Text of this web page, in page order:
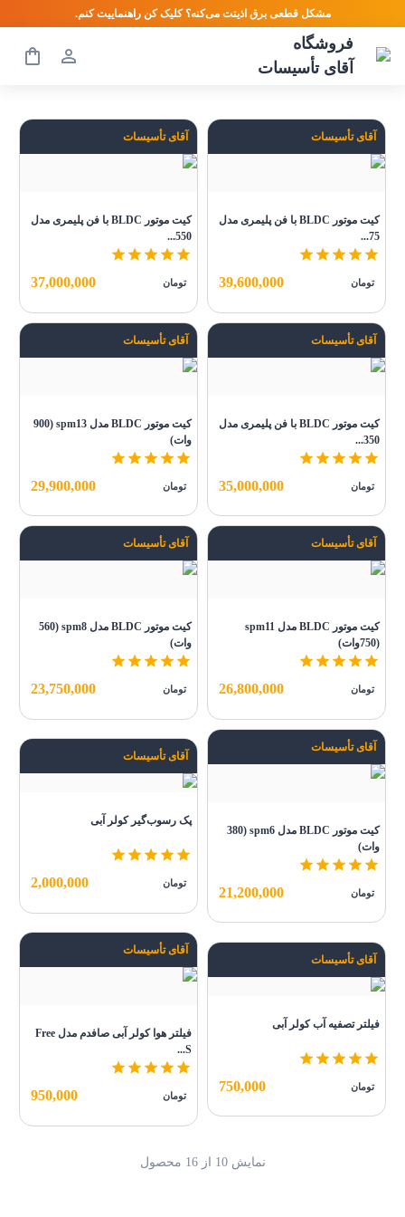
مشکل قطعی برق اذیتت می‌کنه؟ کلیک کن راهنماییت کنم.
فروشگاه
آقای تأسیسات
آقای تأسیسات
کیت موتور BLDC با فن پلیمری مدل
75...
تومان 39,600,000
آقای تأسیسات
کیت موتور BLDC با فن پلیمری مدل
550...
تومان 37,000,000
آقای تأسیسات
کیت موتور BLDC با فن پلیمری مدل
350...
تومان 35,000,000
آقای تأسیسات
کیت موتور BLDC مدل spm13 (900
وات)
تومان 29,900,000
آقای تأسیسات
کیت موتور BLDC مدل spm11
(750وات)
تومان 26,800,000
آقای تأسیسات
کیت موتور BLDC مدل spm8 (560
وات)
تومان 23,750,000
آقای تأسیسات
کیت موتور BLDC مدل spm6 (380
وات)
تومان 21,200,000
آقای تأسیسات
پک رسوب‌گیر کولر آبی
تومان 2,000,000
آقای تأسیسات
فیلتر تصفیه آب کولر آبی
تومان 750,000
آقای تأسیسات
فیلتر هوا کولر آبی صافدم مدل Free
S...
تومان 950,000
نمایش10 از16 محصول